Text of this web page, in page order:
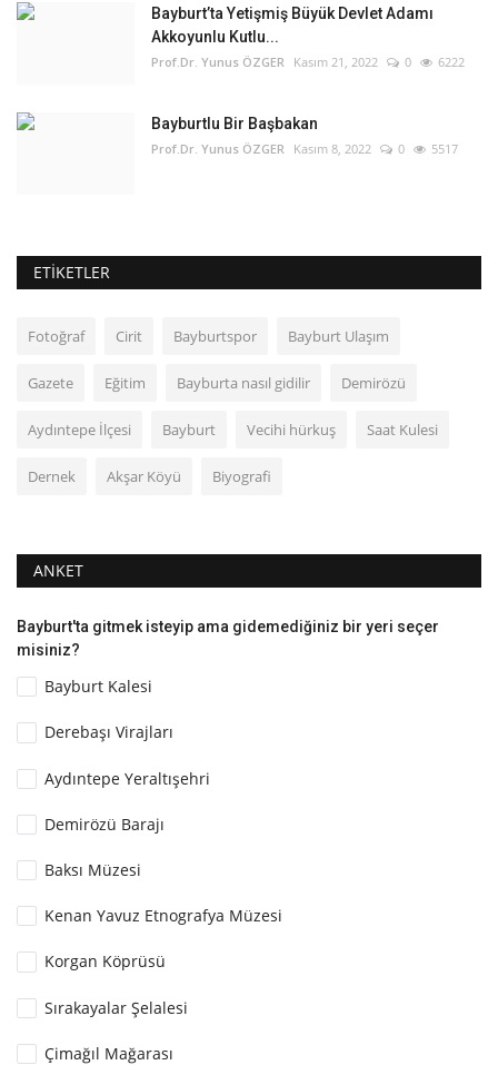
Bayburt’ta Yetişmiş Büyük Devlet Adamı
Akkoyunlu Kutlu...
Prof.Dr. Yunus ÖZGER Kasım 21, 2022 0 6222
Bayburtlu Bir Başbakan
Prof.Dr. Yunus ÖZGER Kasım 8, 2022 0 5517
ETIKETLER
Fotoğraf Cirit Bayburtspor Bayburt Ulaşım
Gazete Eğitim Bayburta nasıl gidilir Demirözü
Aydıntepe İlçesi Bayburt Vecihi hürkuş Saat Kulesi
Dernek Akşar Köyü Biyografi
ANKET
Bayburt'ta gitmek isteyip ama gidemediğiniz bir yeri seçer
misiniz?
Bayburt Kalesi
Derebaşı Virajları
Aydıntepe Yeraltışehri
Demirözü Barajı
Baksı Müzesi
Kenan Yavuz Etnografya Müzesi
Korgan Köprüsü
Sırakayalar Şelalesi
Çimağıl Mağarası